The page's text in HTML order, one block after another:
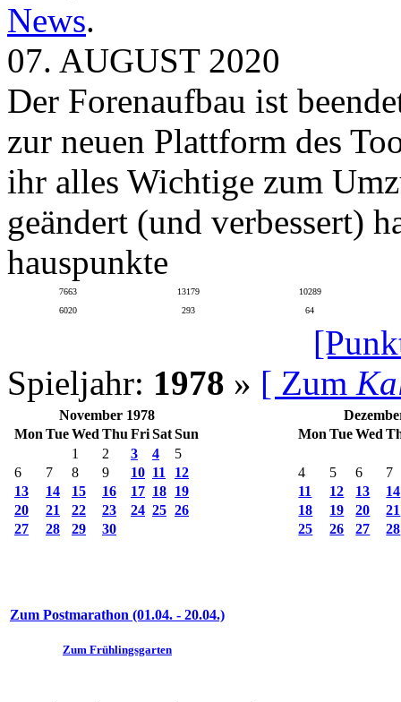
News.
07. AUGUST 2020
Der Forenaufbau ist
zur neuen Plattform des
ihr alles Wichtige zum
geändert (und verbessert)
hauspunkte
7663 13179
10289
6020
293 64
Spieljahr: 1978 » [ Zum
November 1978
Mon TueWed Thu FriSatSun
1
2 3 4
5
6
7 8 9 10 11
12
13
14 15 16 17 18 19
20
21 22 23 24 25 26
27
28 29 30
Mon TueWed
4 5 6
7
11
12 13
14
18
19 20
21
25
26 27 28
Zum Postmarathon (01.04. - 20.04.)
Zum Frühlingsgarten